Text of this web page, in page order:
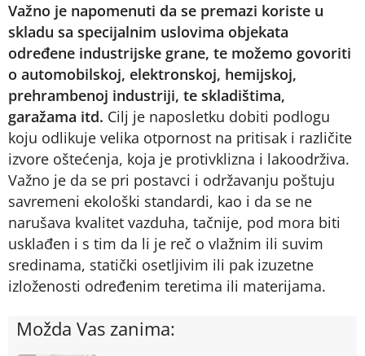
Važno je napomenuti da se premazi koriste u
skladu sa specijalnim uslovima objekata
određene industrijske grane, te možemo govoriti
o automobilskoj, elektronskoj, hemijskoj,
prehrambenoj industriji, te skladištima,
garažama itd. Cilj je naposletku dobiti podlogu
koju odlikuje velika otpornost na pritisak i različite
izvore oštećenja, koja je protivklizna i lakoodrživa.
Važno je da se pri postavci i održavanju poštuju
savremeni ekološki standardi, kao i da se ne
narušava kvalitet vazduha, tačnije, pod mora biti
usklađen i s tim da li je reč o vlažnim ili suvim
sredinama, statički osetljivim ili pak izuzetne
izloženosti određenim teretima ili materijama.
Možda Vas zanima: